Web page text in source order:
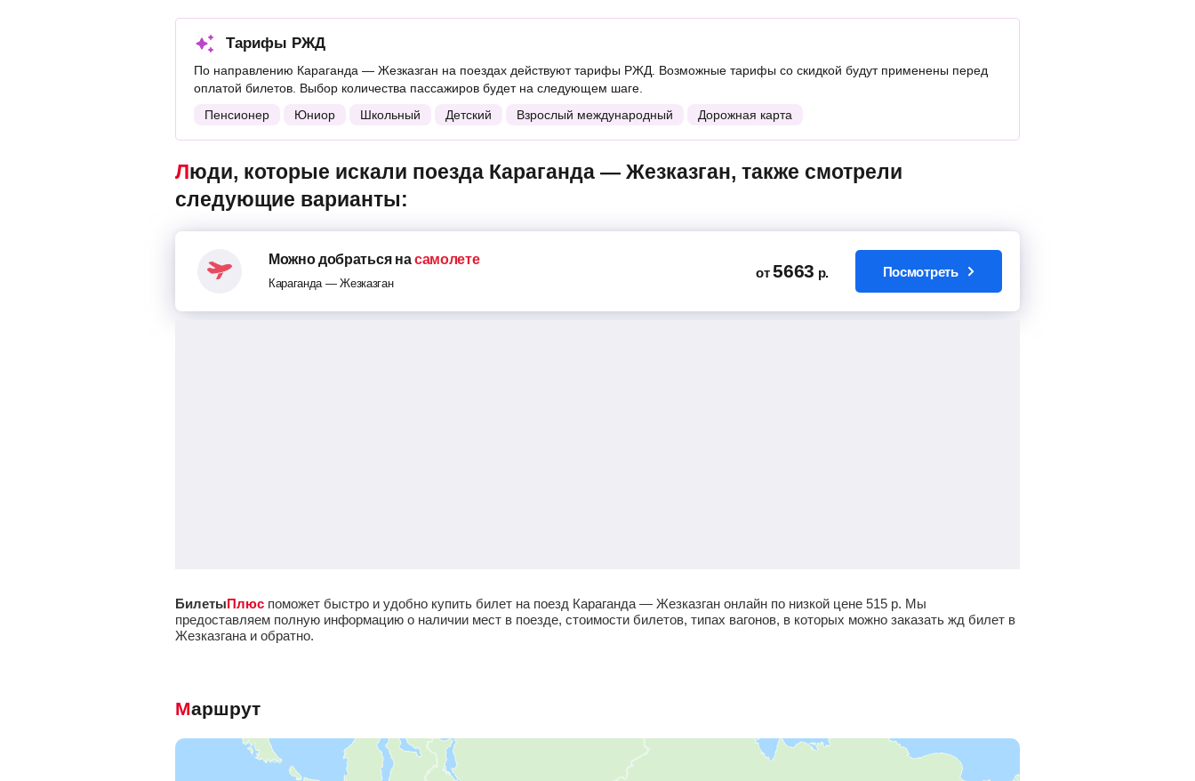
Тарифы РЖД
По направлению Караганда — Жезказган на поездах действуют тарифы РЖД. Возможные тарифы со скидкой будут применены перед
оплатой билетов. Выбор количества пассажиров будет на следующем шаге.
Пенсионер
Юниор Школьный Детский Взрослый международный Дорожная карта
Люди, которые искали поезда Караганда — Жезказган, также смотрели
следующие варианты:
Можно добраться насамолете
Караганда — Жезказган
от5663 р. Посмотреть
БилетыПлюс поможет быстро и удобно купить билет на поезд Караганда — Жезказган онлайн по низкой цене 515 р. Мы
предоставляем полную информацию о наличии мест в поезде, стоимости билетов, типах вагонов, в которых можно заказать жд билет в
Жезказгана и обратно.
Маршрут